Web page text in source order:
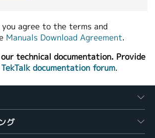
you agree to the terms and
Manuals Download Agreement.
technical documentation. Provide
TekTalk documentation forum.
グ